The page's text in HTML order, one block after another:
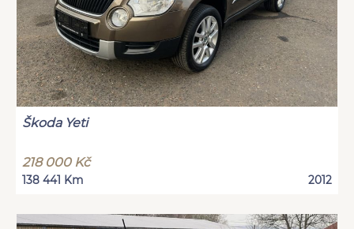
Škoda Yeti
218 000 Kč
138 441 Km 2012